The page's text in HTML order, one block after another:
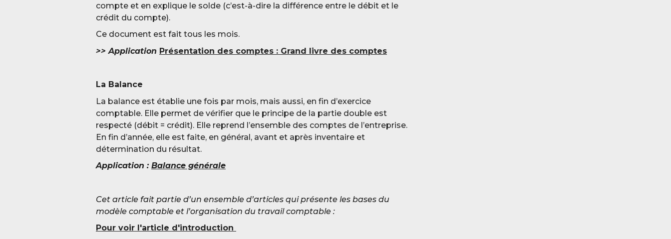
compte et en explique le solde (c’est-à-dire la différence entre le débit et le
crédit du compte).
Ce document est fait tous les mois.
>> Application Présentation des comptes : Grand livre des comptes
La Balance
La balance est établie une fois par mois, mais aussi, en fin d’exercice
comptable. Elle permet de vérifier que le principe de la partie double est
respecté (débit = crédit). Elle reprend l’ensemble des comptes de l’entreprise.
En fin d’année, elle est faite, en général, avant et après inventaire et
détermination du résultat.
Application : Balance générale
Cet article fait partie d’un ensemble d’articles qui présente les bases du
modèle comptable et l’organisation du travail comptable :
Pour voir l'article d'introduction